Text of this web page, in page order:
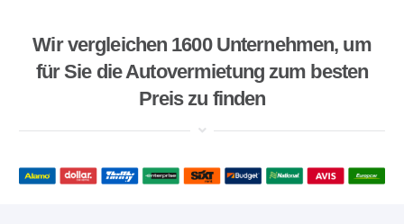
Wir vergleichen 1600 Unternehmen, um
für Sie die Autovermietung zum besten
Preis zu finden